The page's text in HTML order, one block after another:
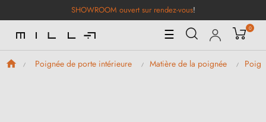
SHOWROOM ouvert sur rendez-vous!
Basculer
la
navigation
☰ 0
Poignée de porte intérieure Matière de la poignée